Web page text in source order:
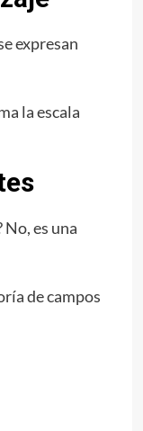
expresan
la escala
es una
de campos